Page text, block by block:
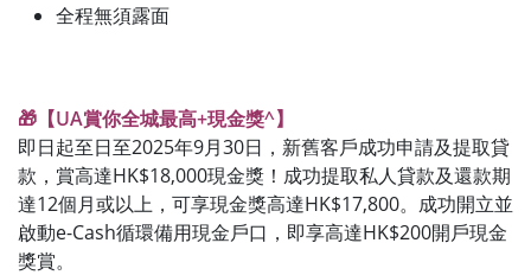
全程無須露面
🎁【UA賞你全城最高+現金獎^】
即日起至日至2025年9月30日，新舊客戶成功申請及提取貸
款，賞高達HK$18,000現金獎！成功提取私人貸款及還款期
達12個月或以上，可享現金獎高達HK$17,800。成功開立並
啟動e-Cash循環備用現金戶口，即享高達HK$200開戶現金
獎賞。